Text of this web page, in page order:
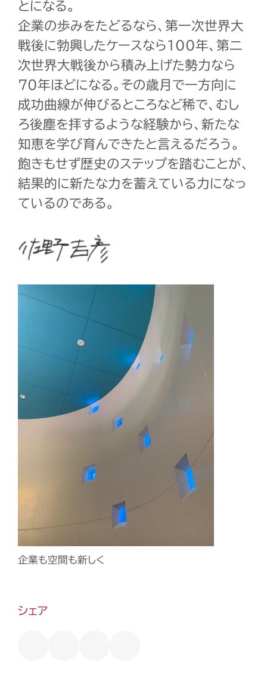
とになる。
企業の歩みをたどるなら、第一次世界大
戦後に勃興したケースなら100年、第二
次世界大戦後から積み上げた勢力なら
70年ほどになる。その歳月で一方向に
成功曲線が伸びるところなど稀で、むし
ろ後塵を拝するような経験から、新たな
知恵を学び育んできたと言えるだろう。
飽きもせず歴史のステップを踏むことが、
結果的に新たな力を蓄えている力になっ
ているのである。
企業も空間も新しく
シェア